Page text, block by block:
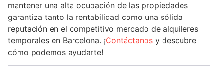
mantener una alta ocupación de las propiedades
garantiza tanto la rentabilidad como una sólida
reputación en el competitivo mercado de alquileres
temporales en Barcelona. ¡Contáctanos y descubre
cómo podemos ayudarte!